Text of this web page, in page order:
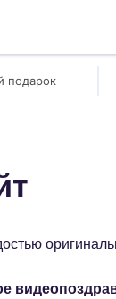
подарок